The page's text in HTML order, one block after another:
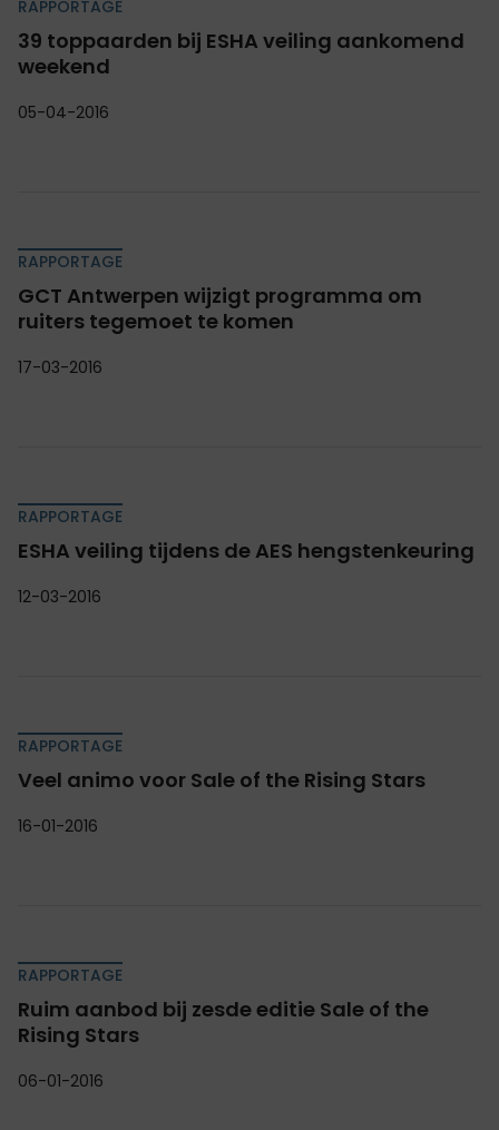
RAPPORTAGE
39 toppaarden bij ESHA veiling aankomend
weekend
05-04-2016
RAPPORTAGE
GCT Antwerpen wijzigt programma om
ruiters tegemoet te komen
17-03-2016
RAPPORTAGE
ESHA veiling tijdens de AES hengstenkeuring
12-03-2016
RAPPORTAGE
Veel animo voor Sale of the Rising Stars
16-01-2016
RAPPORTAGE
Ruim aanbod bij zesde editie Sale of the
Rising Stars
06-01-2016